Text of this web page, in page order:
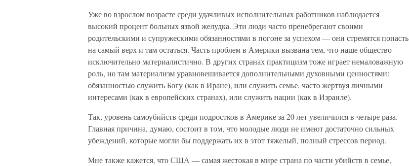
Уже во взрослом возрасте среди удачливых исполнительных работников наблюдается
высокий процент больных язвой желудка. Эти люди часто пренебрегают своими
родительскими и супружескими обязанностями в погоне за успехом — они стремятся попасть
на самый верх и там остаться. Часть проблем в Америки вызвана тем, что наше общество
исключительно материалистично. В других странах практицизм тоже играет немаловажную
роль, но там материализм уравновешивается дополнительными духовными ценностями:
обязанностью служить Богу (как в Иране), или служить семье, часто жертвуя личными
интересами (как в европейских странах), или служить нации (как в Израиле).
Так, уровень самоубийств среди подростков в Америке за 20 лет увеличился в четыре раза.
Главная причина, думаю, состоит в том, что молодые люди не имеют достаточно сильных
убеждений, которые могли бы поддержать их в этот тяжелый, полный стрессов период.
Мне также кажется, что США — самая жестокая в мире страна по части убийств в семье,